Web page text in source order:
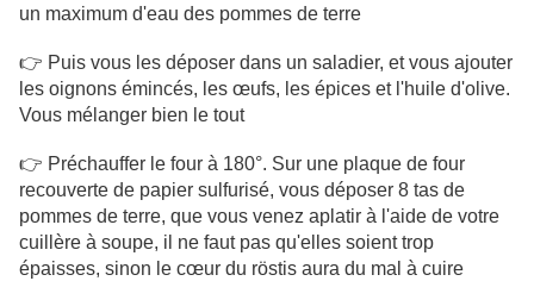
un maximum d'eau des pommes de terre
👉 Puis vous les déposer dans un saladier, et vous ajouter
les oignons émincés, les œufs, les épices et l'huile d'olive.
Vous mélanger bien le tout
👉 Préchauffer le four à 180°. Sur une plaque de four
recouverte de papier sulfurisé, vous déposer 8 tas de
pommes de terre, que vous venez aplatir à l'aide de votre
cuillère à soupe, il ne faut pas qu'elles soient trop
épaisses, sinon le cœur du röstis aura du mal à cuire